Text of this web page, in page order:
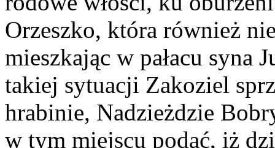
Orzeszko, która również
mieszkając w pałacu syna
takiej sytuacji Zakoziel
hrabinie, Nadzieżdzie
w tym miejscu podać, iż